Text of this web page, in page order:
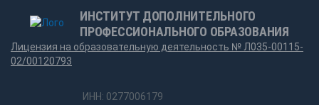
ИНСТИТУТ ДОПОЛНИТЕЛЬНОГО
ПРОФЕССИОНАЛЬНОГО ОБРАЗОВАНИЯ
Лицензия на образовательную деятельность № Л035-00115-
02/00120793
ИНН: 0277006179